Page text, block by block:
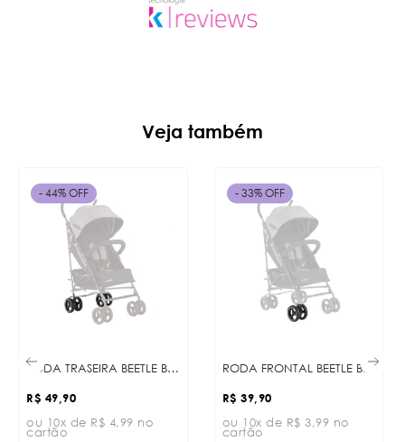
Veja também
RODA TRASEIRA BEETLE BLACK
R$ 49,90
ou 10x de R$ 4,99 no
cartão
- 44% OFF
RODA FRONTAL BEETLE BLACK
R$ 39,90
ou 10x de R$ 3,99 no
cartão
- 33% OFF